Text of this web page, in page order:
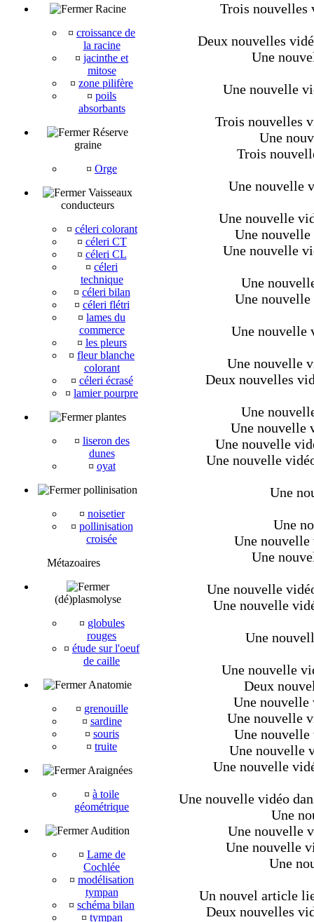
Racine
¤ croissance de
la racine
¤ jacinthe et
mitose
¤ zone pilifère
¤ poils
absorbants
Réserve
graine
¤ Orge
Vaisseaux
conducteurs
¤ céleri colorant
¤ céleri CT
¤ céleri CL
¤ céleri
technique
¤ céleri bilan
¤ céleri flétri
¤ lames du
commerce
¤ les pleurs
¤ fleur blanche
colorant
¤ céleri écrasé
¤ lamier pourpre
plantes
¤ liseron des
dunes
¤ oyat
pollinisation
¤ noisetier
¤ pollinisation
croisée
Métazoaires
(dé)plasmolyse
¤ globules
rouges
¤ étude sur l'oeuf
de caille
Anatomie
¤ grenouille
¤ sardine
¤ souris
¤ truite
Araignées
¤ à toile
géométrique
Audition
¤ Lame de
Cochlée
¤ modélisation
tympan
¤ schéma bilan
¤ tympan
Trois nouvelles
Deux nouvelles
Une
Une nouvelle
Trois nouvelles
Une
Trois
Une nouvelle
Une nouvelle
Une
Une nouvelle
Une
Une
Une nouvelle
Une nouvelle
Deux nouvelles
Une
Une nouvelle
Une nouvelle
Une nouvelle
Une
Une
Une nouvelle
Une
Une nouvelle
Une nouvelle
Une
Une nouvelle
Deux
Une nouvelle
Une nouvelle
Une nouvelle
Une nouvelle
Une nouvelle
Une nouvelle vidéo
Une
Une nouvelle
Une nouvelle
Une
Un nouvel article
Deux nouvelles